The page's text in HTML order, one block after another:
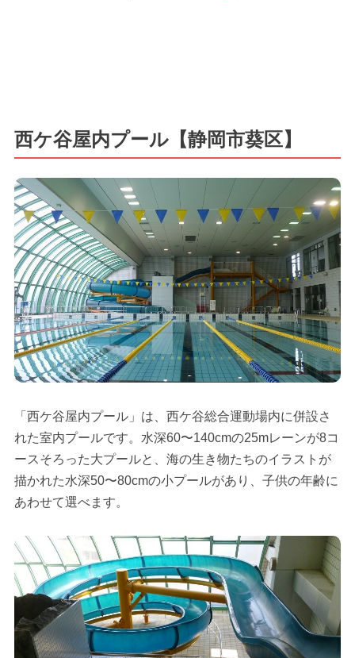
西ケ谷屋内プール【静岡市葵区】
「西ケ谷屋内プール」は、西ケ谷総合運動場内に併設さ
れた室内プールです。水深60〜140cmの25mレーンが8コ
ースそろった大プールと、海の生き物たちのイラストが
描かれた水深50〜80cmの小プールがあり、子供の年齢に
あわせて選べます。